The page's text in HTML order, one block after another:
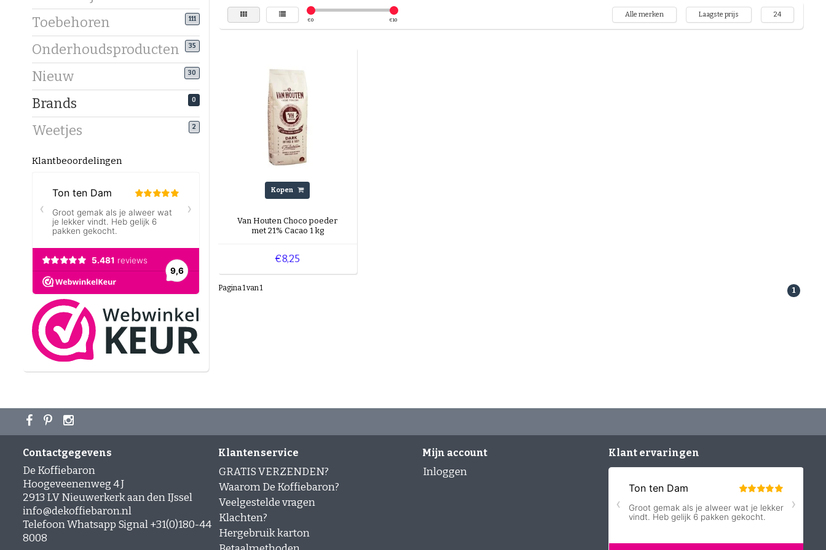
Toebehoren 111
Onderhoudsproducten 35
Nieuw 30
Brands 0
Weetjes 2
Klantbeoordelingen
€0 €10
Alle merken Laagste prijs 24
Kopen
Van Houten Choco poeder
met 21% Cacao 1 kg
€8,25
Pagina 1 van 1 1
Contactgegevens
De Koffiebaron
Hoogeveenenweg 4 J
2913 LV Nieuwerkerk aan den IJssel
info@dekoffiebaron.nl
Telefoon Whatsapp Signal +31(0)180-44
8008
Klantenservice
GRATIS VERZENDEN?
Waarom De Koffiebaron?
Veelgestelde vragen
Klachten?
Hergebruik karton
Mijn account
Inloggen
Klant ervaringen